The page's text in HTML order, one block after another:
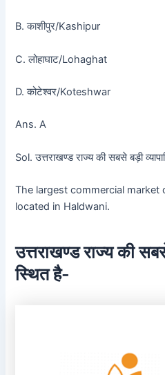
B. काशीपुर/Kashipur
C. लोहाघाट/Lohaghat
D. कोटेश्वर/Koteshwar
Ans. A
Sol. उत्तराखण्ड राज्य की सबसे बड़ी
The largest commercial
located in Haldwani.
उत्तराखण्ड राज्य की
स्थित है-